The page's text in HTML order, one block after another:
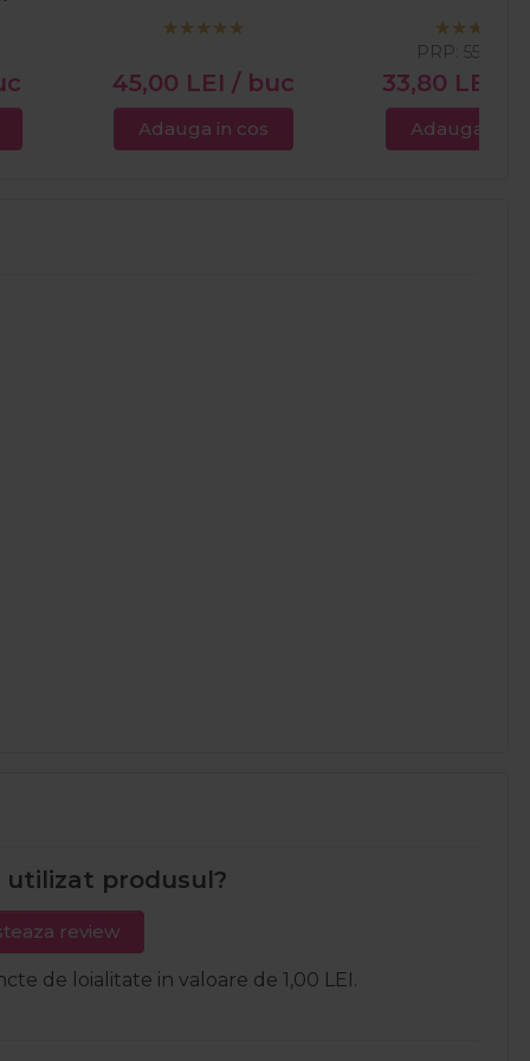
45,00 LEI / buc
Adauga in cos
33,80 LEI
PRP: 55,22
Adauga in
utilizat produsul?
review
de loialitate in valoare de 1,00 LEI.